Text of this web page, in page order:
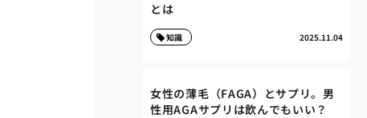
とは
2025.11.04
知識
女性の薄毛（FAGA）とサプリ。男
性用AGAサプリは飲んでもいい？